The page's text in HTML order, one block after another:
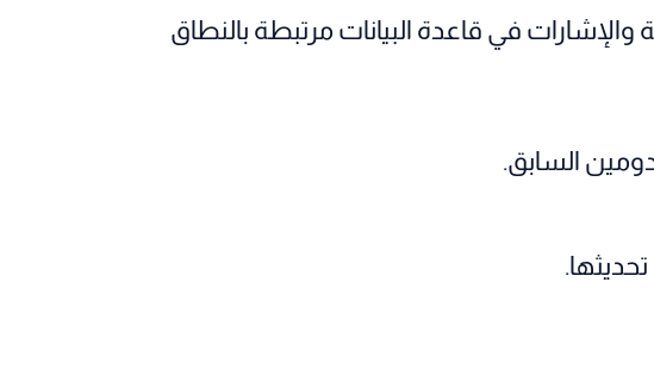
والإشارات في قاعدة البيانات مرتبطة بالنطاق
السابق.